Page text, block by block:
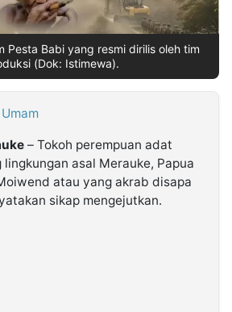
Pesta Babi yang resmi dirilis oleh tim
(Dok: Istimewa).
– Tokoh perempuan adat
asal Merauke, Papua
atau yang akrab disapa
sikap mengejutkan.